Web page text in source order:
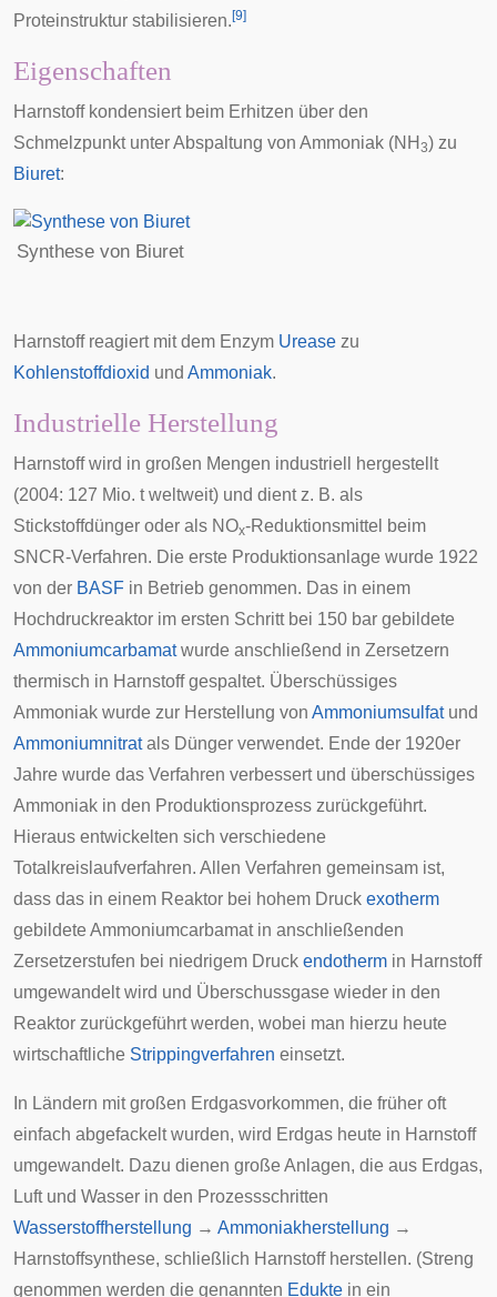
Proteinstruktur stabilisieren.[9]
Eigenschaften
Harnstoff kondensiert beim Erhitzen über den
Schmelzpunkt unter Abspaltung von Ammoniak (NH 3) zu
Biuret:
Synthese von Biuret
Harnstoff reagiert mit dem Enzym Urease zu
Kohlenstoffdioxid und Ammoniak.
Industrielle Herstellung
Harnstoff wird in großen Mengen industriell hergestellt
(2004: 127 Mio. t weltweit) und dient z. B. als
Stickstoffdünger oder als NOx-Reduktionsmittel beim
SNCR-Verfahren. Die erste Produktionsanlage wurde 1922
von der BASF in Betrieb genommen. Das in einem
Hochdruckreaktor im ersten Schritt bei 150 bar gebildete
Ammoniumcarbamatwurde anschließend in Zersetzern
thermisch in Harnstoff gespaltet. Überschüssiges
Ammoniak wurde zur Herstellung von Ammoniumsulfatund
Ammoniumnitratals Dünger verwendet. Ende der 1920er
Jahre wurde das Verfahren verbessert und überschüssiges
Ammoniak in den Produktionsprozess zurückgeführt.
Hieraus entwickelten sich verschiedene
Totalkreislaufverfahren. Allen Verfahren gemeinsam ist,
dass das in einem Reaktor bei hohem Druck exotherm
gebildete Ammoniumcarbamat in anschließenden
Zersetzerstufen bei niedrigem Druck endotherm in Harnstoff
umgewandelt wird und Überschussgase wieder in den
Reaktor zurückgeführt werden, wobei man hierzu heute
wirtschaftliche Strippingverfahren einsetzt.
In Ländern mit großen Erdgasvorkommen, die früher oft
einfach abgefackeltwurden, wird Erdgas heute in Harnstoff
umgewandelt. Dazu dienen große Anlagen, die aus Erdgas,
Luft und Wasser in den Prozessschritten
Wasserstoffherstellung → Ammoniakherstellung →
Harnstoffsynthese, schließlich Harnstoff herstellen. (Streng
genommen werden die genannten Edukte in ein